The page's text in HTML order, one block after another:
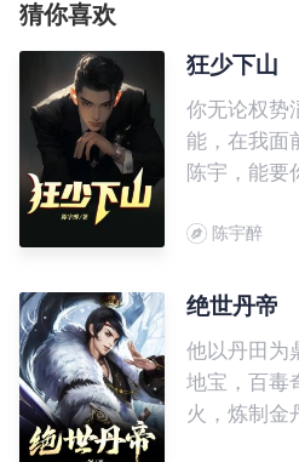
猜你喜欢
狂少下山
你无论权势
能，在我面
陈宇，能要
勇攀高峰：
最美强者，
师娘们辅助
者...，一个
陈宇醉
绝世丹帝
他以丹田为
地宝，百毒
火，炼制金